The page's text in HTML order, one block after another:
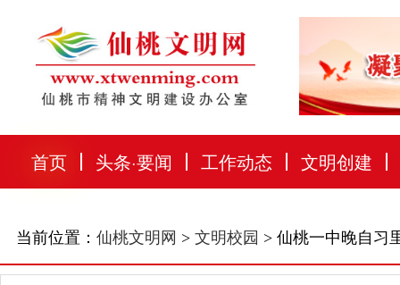
首页 头条·要闻 工作动态 文明创建
当前位置： 仙桃文明网 > 文明校园 > 仙桃一中晚自习